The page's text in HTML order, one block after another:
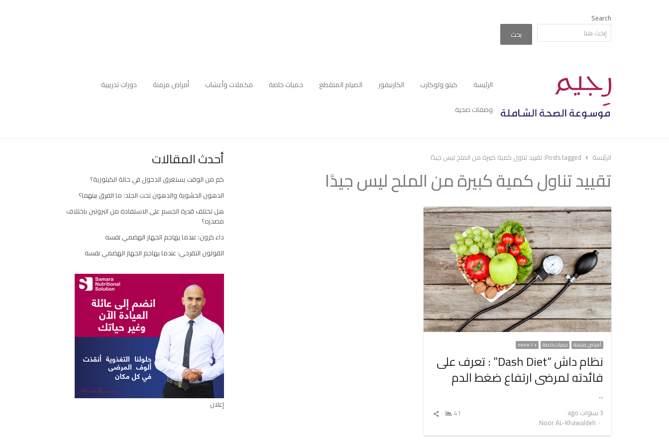
Search
بحث
الرئيسة كيتو ولوكارب الكارنيفور الصيام المتقطع حميات خاصة مكملات وأعشاب أمراض مزمنة
دورات تدريبية
وصفات صحية
الرئيسة Posts tagged: تقييد تناول كمية كبيرة من الملح ليس جيدًا
تقييد تناول كمية كبيرة من الملح ليس جيدًا
أمراض مزمنة حميات خاصة + 1 more
نظام داش “Dash Diet” : تعرف على
فائدته لمرضى ارتفاع ضغط الدم
…
3 سنوات ago
Author
Noor AL-Khawaldeh
41
شارك
أحدث المقالات
كم من الوقت يستغرق الدخول في حالة الكيتوزية؟
الدهون الحشوية والدهون تحت الجلد: ما الفرق بينهما؟
هل تختلف قدرة الجسم على الاستفادة من البروتين باختلاف
مصدره؟
داء كرون: عندما يهاجم الجهاز الهضمي نفسه
القولون التقرحي: عندما يهاجم الجهاز الهضمي نفسه
إعلان